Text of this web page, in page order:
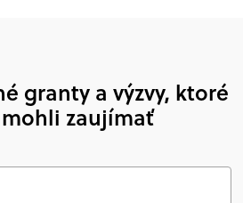
granty a výzvy, ktoré
mohli zaujímať